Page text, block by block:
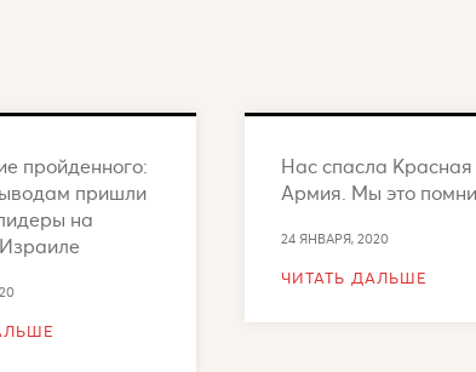
пройденного:
пришли
на
Нас спасла Красная
Армия. Мы это
24 ЯНВАРЯ, 2020
ЧИТАТЬ ДАЛЬШЕ